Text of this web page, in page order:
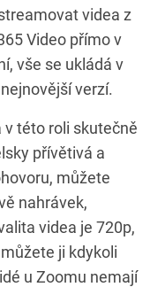
videa z
Video přímo v
vše se ukládá v
verzí.
této roli skutečně
přívětivá a
můžete
nahrávek,
videa je 720p,
ji kdykoli
u Zoomu nemají